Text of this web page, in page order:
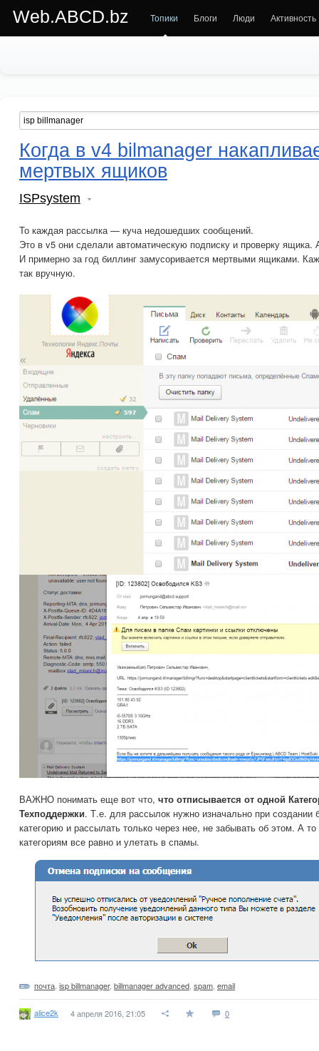
Web.ABCD.bz Топики Блоги Люди Активность
Когда в v4 bilmanager
мертвых ящиков
ISPsystem
То каждая рассылка — куча недошедших сообщений.
Это в v5 они сделали автоматическую подписку и проверку ящика.
И примерно за год биллинг замусоривается мертвыми ящиками.
так вручную.
ВАЖНО понимать еще вот что, что отписывается от одной
Техподдержки. Т.е. для рассылок нужно изначально при создании
категорию и рассылать только через нее, не забывать об этом. А
категориям все равно и улетать в спамы.
почта isp billmanager, billmanager advanced spam email
alice2k 4 апреля 2016, 21:05 0